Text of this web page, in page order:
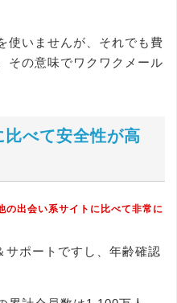
使いませんが、それでも費
その意味でワクワクメール
べて安全性が高
の出会い系サイトに比べて非常に
サポートですし、年齢確認